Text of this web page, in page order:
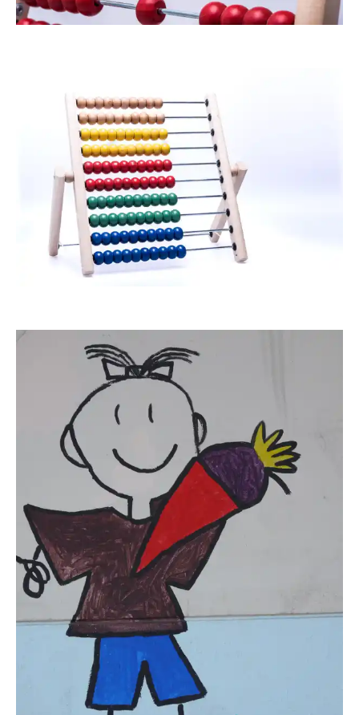
Klostermeier
dido-ob